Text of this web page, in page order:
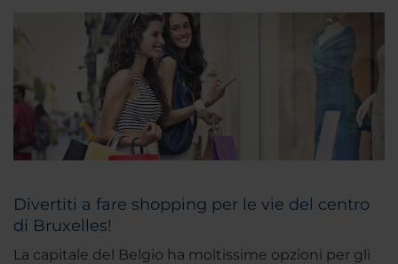
Divertiti a fare shopping per le vie del centro
di Bruxelles!
La capitale del Belgio ha moltissime opzioni per gli